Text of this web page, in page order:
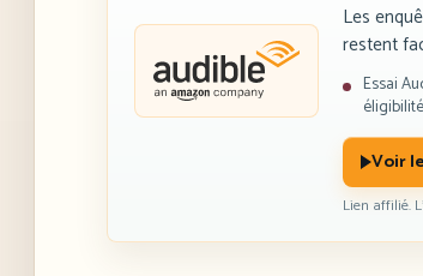
Les
restent
Essai
éligibilité
Voir
Lien affilié.